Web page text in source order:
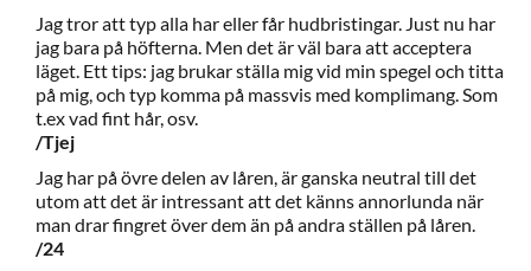
Jag tror att typ alla har eller får hudbristingar. Just nu har
jag bara på höfterna. Men det är väl bara att acceptera
läget. Ett tips: jag brukar ställa mig vid min spegel och titta
på mig, och typ komma på massvis med komplimang. Som
t.ex vad fint hår, osv.
/Tjej
Jag har på övre delen av låren, är ganska neutral till det
utom att det är intressant att det känns annorlunda när
man drar fingret över dem än på andra ställen på låren.
/24